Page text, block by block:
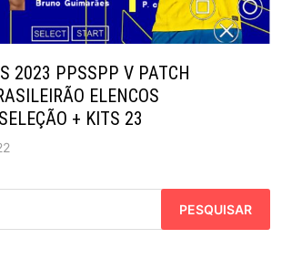
2023 PPSSPP V PATCH
ELENCOS
+ KITS 23